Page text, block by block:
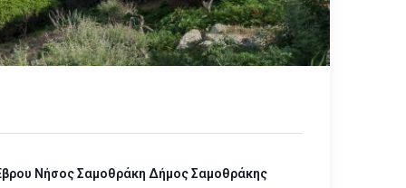
Νήσος Σαμοθράκη Δήμος Σαμοθράκης